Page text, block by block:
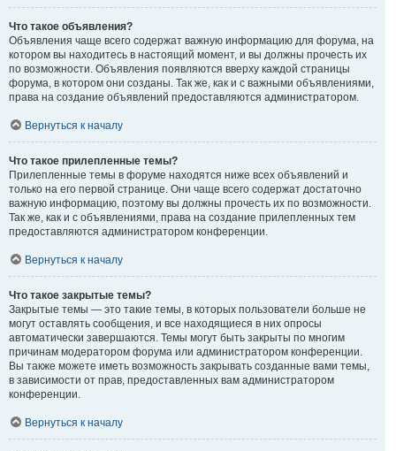
Что такое объявления?
Объявления чаще всего содержат важную информацию для форума, на
котором вы находитесь в настоящий момент, и вы должны прочесть их
по возможности. Объявления появляются вверху каждой страницы
форума, в котором они созданы. Так же, как и с важными объявлениями,
права на создание объявлений предоставляются администратором.
Вернуться к началу
Что такое прилепленные темы?
Прилепленные темы в форуме находятся ниже всех объявлений и
только на его первой странице. Они чаще всего содержат достаточно
важную информацию, поэтому вы должны прочесть их по возможности.
Так же, как и с объявлениями, права на создание прилепленных тем
предоставляются администратором конференции.
Вернуться к началу
Что такое закрытые темы?
Закрытые темы — это такие темы, в которых пользователи больше не
могут оставлять сообщения, и все находящиеся в них опросы
автоматически завершаются. Темы могут быть закрыты по многим
причинам модератором форума или администратором конференции.
Вы также можете иметь возможность закрывать созданные вами темы,
в зависимости от прав, предоставленных вам администратором
конференции.
Вернуться к началу